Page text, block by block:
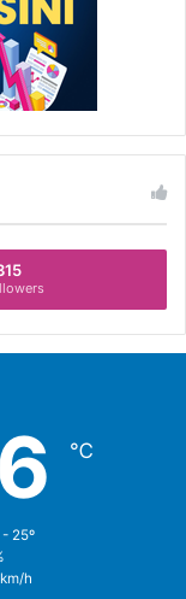
dari Chandong
ini
cara pengepresan
℃
- 25º
h